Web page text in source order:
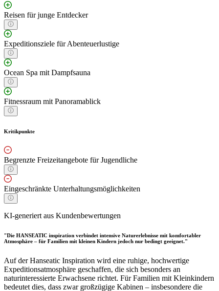
Reisen für junge Entdecker
Expeditionsziele für Abenteuerlustige
Ocean Spa mit Dampfsauna
Fitnessraum mit Panoramablick
Kritikpunkte
Begrenzte Freizeitangebote für Jugendliche
Eingeschränkte Unterhaltungsmöglichkeiten
KI-generiert aus Kundenbewertungen
"Die HANSEATIC inspiration verbindet intensive Naturerlebnisse mit komfortabler
Atmosphäre – für Familien mit kleinen Kindern jedoch nur bedingt geeignet."
Auf der Hanseatic Inspiration wird eine ruhige, hochwertige
Expeditionsatmosphäre geschaffen, die sich besonders an
naturinteressierte Erwachsene richtet. Für Familien mit Kleinkindern
bedeutet dies, dass zwar großzügige Kabinen – insbesondere die